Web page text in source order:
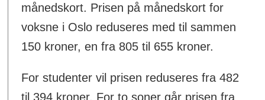
månedskort. Prisen på månedskort for
voksne i Oslo reduseres med til sammen
150 kroner, en fra 805 til 655 kroner.
For studenter vil prisen reduseres fra 482
til 394 kroner. For to soner går prisen fra